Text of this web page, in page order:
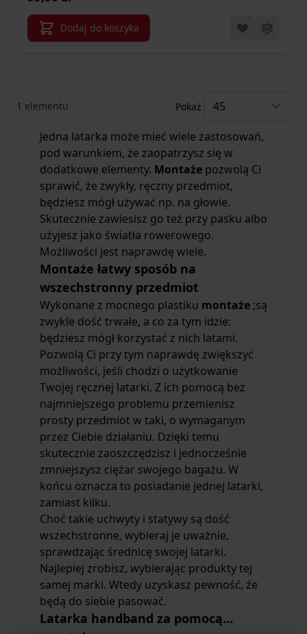
Dodaj do koszyka
1 elementu Pokaż
Jedna latarka może mieć wiele zastosowań,
pod warunkiem, że zaopatrzysz się w
dodatkowe elementy. Montaże pozwolą Ci
sprawić, że zwykły, ręczny przedmiot,
będziesz mógł używać np. na głowie.
Skutecznie zawiesisz go też przy pasku albo
użyjesz jako światła rowerowego.
Możliwości jest naprawdę wiele.
Montaże łatwy sposób na
wszechstronny przedmiot
Wykonane z mocnego plastiku montaże ;są
zwykle dość trwałe, a co za tym idzie:
będziesz mógł korzystać z nich latami.
Pozwolą Ci przy tym naprawdę zwiększyć
możliwości, jeśli chodzi o użytkowanie
Twojej ręcznej latarki. Z ich pomocą bez
najmniejszego problemu przemienisz
prosty przedmiot w taki, o wymaganym
przez Ciebie działaniu. Dzięki temu
skutecznie zaoszczędzisz i jednocześnie
zmniejszysz ciężar swojego bagażu. W
końcu oznacza to posiadanie jednej latarki,
zamiast kilku.
Choć takie uchwyty i statywy są dość
wszechstronne, wybieraj je uważnie,
sprawdzając średnicę swojej latarki.
Najlepiej zrobisz, wybierając produkty tej
samej marki. Wtedy uzyskasz pewność, że
będą do siebie pasować.
Latarka handband za pomocą…